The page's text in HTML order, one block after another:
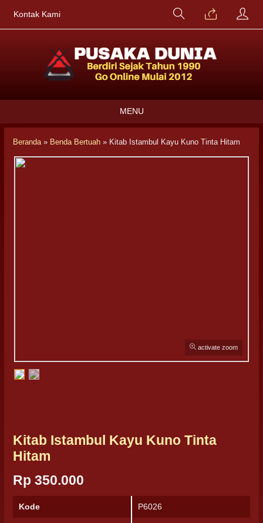
Kontak Kami
MENU
Beranda» Benda Bertuah » Kitab Istambul Kayu Kuno Tinta Hitam
activate zoom
Kitab Istambul Kayu Kuno Tinta
Hitam
Rp 350.000
Kode P6026